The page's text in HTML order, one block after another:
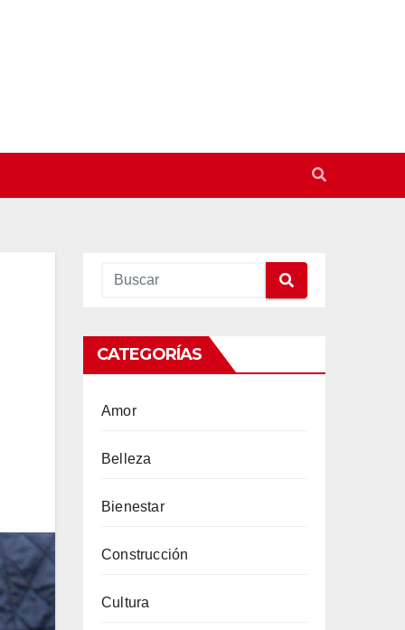
CATEGORÍAS
Amor
Belleza
Bienestar
Construcción
Cultura